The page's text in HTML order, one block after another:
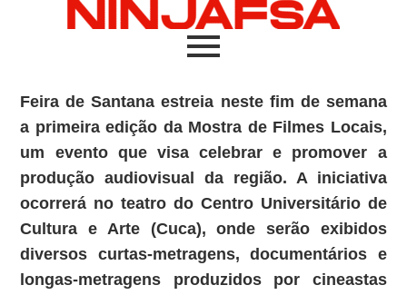
Feira de Santana estreia neste fim de semana
a primeira edição da Mostra de Filmes Locais,
um evento que visa celebrar e promover a
produção audiovisual da região. A iniciativa
ocorrerá no teatro do Centro Universitário de
Cultura e Arte (Cuca), onde serão exibidos
diversos curtas-metragens, documentários e
longas-metragens produzidos por cineastas